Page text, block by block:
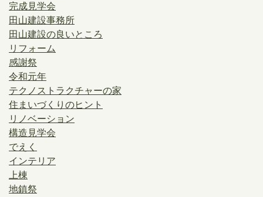
完成見学会
田山建設事務所
田山建設の良いところ
リフォーム
感謝祭
令和元年
テクノストラクチャーの家
住まいづくりのヒント
リノベーション
構造見学会
でえく
インテリア
上棟
地鎮祭